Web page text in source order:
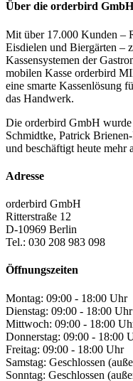
Über die orderbird GmbH
Mit über 17.000 Kunden –
Eisdielen und Biergärten –
Kassensystemen der
mobilen Kasse orderbird
eine smarte Kassenlösung
das Handwerk.
Die orderbird GmbH wurde
Schmidtke, Patrick
und beschäftigt heute mehr
Adresse
orderbird GmbH
Ritterstraße 12
D-10969 Berlin
Tel.: 030 208 983 098
Öffnungszeiten
Montag: 09:00 - 18:00 Uhr
Dienstag: 09:00 - 18:00 Uhr
Mittwoch: 09:00 - 18:00
Donnerstag: 09:00 - 18:00
Freitag: 09:00 - 18:00 Uhr
Samstag: Geschlossen
Sonntag: Geschlossen